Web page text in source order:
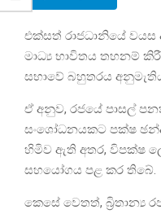
එක්සත් රාජධානියේ වයස
මාධ්‍ය භාවිතය තහනම්
සභාවේ බහුතරය
ඒ අනුව, රජයේ පාසල්
සංශෝධනයකට පක්ෂ
හිමිව ඇති අතර, විපක්ෂ
සහයෝගය පළ කර තිබේ.
කෙසේ වෙතත්, බ්‍රිතාන්‍ය